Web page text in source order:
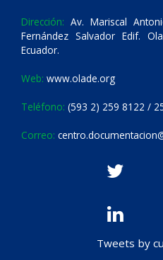
Dirección: Av. Mariscal
Fernández Salvador Edif.
Ecuador.
Web: www.olade.org
Teléfono: (593 2) 259 8122 /
Correo:
Tweets by